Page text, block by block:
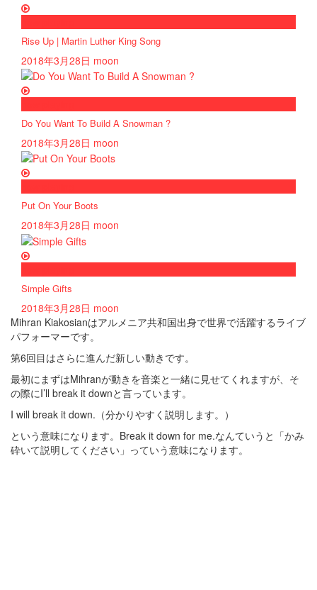
Rise Up | Martin Luther King Song
2018年3月28日 moon
Do You Want To Build A Snowman ?
2018年3月28日 moon
Put On Your Boots
2018年3月28日 moon
Simple Gifts
2018年3月28日 moon
Mihran Kiakosianはアルメニア共和国出身で世界で活躍するライブ
パフォーマーです。
第6回目はさらに進んだ新しい動きです。
最初にまずはMihranが動きを音楽と一緒に見せてくれますが、そ
の際にI’ll break it downと言っています。
I will break it down.（分かりやすく説明します。）
という意味になります。Break it down for me.なんていうと「かみ
砕いて説明してください」っていう意味になります。